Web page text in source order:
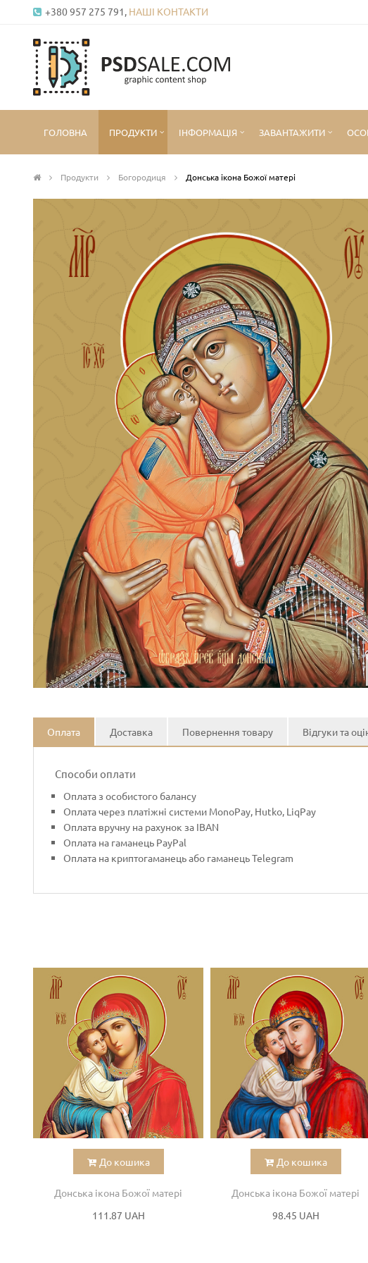
+380 957 275 791, НАШІ КОНТАКТИ
ГОЛОВНА ПРОДУКТИ ІНФОРМАЦІЯ ЗАВАНТАЖИТИ
Продукти Богородиця Донська ікона Божої матері
Оплата Доставка Повернення товару Відгуки та
Способи оплати
Оплата з особистого балансу
Оплата через платіжні системи MonoPay, Hutko, LiqPay
Оплата вручну на рахунок за IBAN
Оплата на гаманець PayPal
Оплата на криптогаманець або гаманець Telegram
До кошика
Донська ікона Божої матері
111.87 UAH
До кошика
Донська ікона Божої матері
98.45 UAH